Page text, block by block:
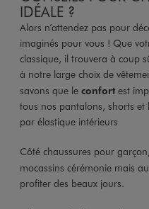
IDÉALE ?
Alors n’attendez pas pour
imaginés pour vous ! Que
classique, il trouvera à coup
à notre large choix de
savons que le confortest
tous nos pantalons, shorts
par élastique intérieurs
Côté chaussures pour
mocassins cérémonie mais
profiter des beaux jours.